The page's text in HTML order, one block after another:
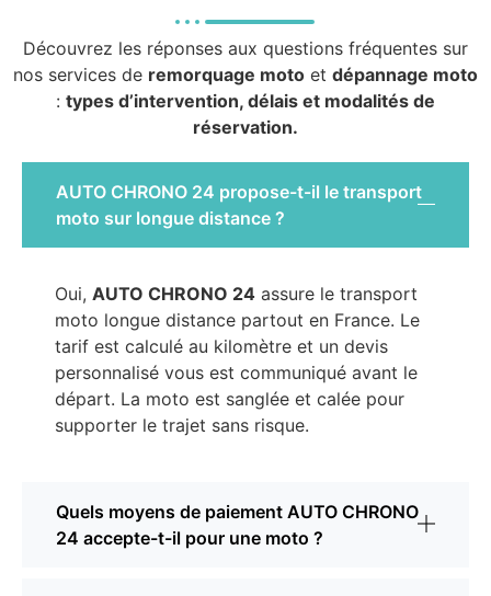
Découvrez les réponses aux questions fréquentes sur
nos services de remorquage moto et dépannage moto
: types d’intervention, délais et modalités de
réservation.
AUTO CHRONO 24 propose-t-il le transport
moto sur longue distance ?
Oui, AUTO CHRONO 24 assure le transport
moto longue distance partout en France. Le
tarif est calculé au kilomètre et un devis
personnalisé vous est communiqué avant le
départ. La moto est sanglée et calée pour
supporter le trajet sans risque.
Quels moyens de paiement AUTO CHRONO
24 accepte-t-il pour une moto ?